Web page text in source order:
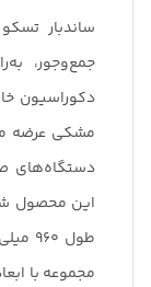
جمع‌وجور،
دکوراسیون
مشکی عرضه
دستگاه‌های
طول